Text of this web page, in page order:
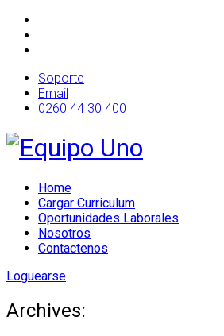
Soporte
Email
0260 44 30 400
Home
Cargar Curriculum
Oportunidades Laborales
Nosotros
Contactenos
Loguearse
Archives: